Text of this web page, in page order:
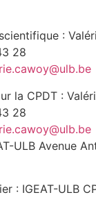
:
28
la CPDT :
28
ULB Avenue
: IGEAT-ULB